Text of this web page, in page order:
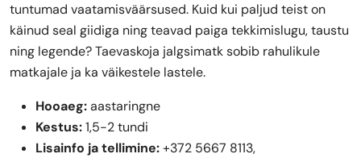
tuntumad vaatamisväärsused. Kuid kui paljud teist on
käinud seal giidiga ning teavad paiga tekkimislugu, taustu
ning legende? Taevaskoja jalgsimatk sobib rahulikule
matkajale ja ka väikestele lastele.
Hooaeg:aastaringne
Kestus:1,5-2 tundi
Lisainfo ja tellimine:+372 5667 8113,